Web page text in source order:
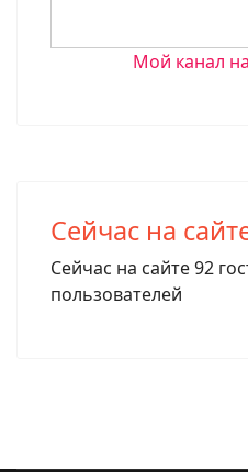
Мой канал
Сейчас на
Сейчас на сайте 92
пользователей